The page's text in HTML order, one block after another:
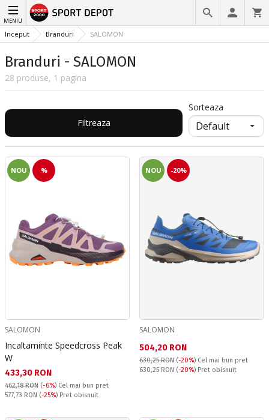
MENIU
Inceput Branduri SALOMON
Branduri - SALOMON
28 produse, 1 pagina
Filtreaza
Sorteaza
NOU %
SALOMON
Incaltaminte Speedcross Peak
W
Текуща цена:
433,30 RON
462,18 RON (-6%) Cel mai bun pret
Pret obisnuit:
577,73 RON (-25%) Pret obisnuit
NOU -20%
SALOMON
Текуща цена:
504,20 RON
630,25 RON (-20%) Cel mai bun pret
Pret obisnuit:
630,25 RON (-20%) Pret obisnuit